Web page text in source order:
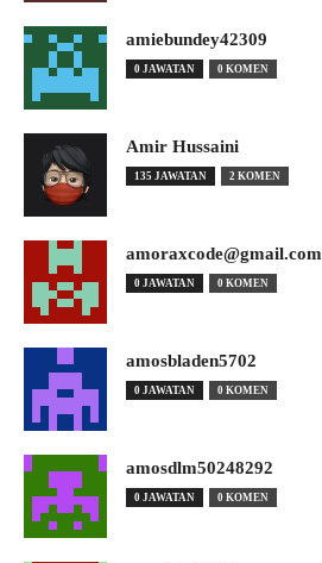
amiebundey42309
0 JAWATAN 0 KOMEN
Amir Hussaini
135 JAWATAN 2 KOMEN
amoraxcode@gmail.com
0 JAWATAN 0 KOMEN
amosbladen5702
0 JAWATAN 0 KOMEN
amosdlm50248292
0 JAWATAN 0 KOMEN